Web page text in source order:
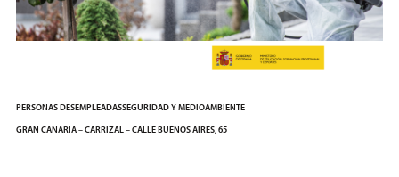
PERSONAS DESEMPLEADASSEGURIDAD Y MEDIOAMBIENTE
GRAN CANARIA – CARRIZAL – CALLE BUENOS AIRES, 65